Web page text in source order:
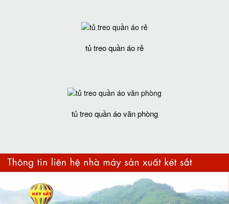
tủ treo quần áo rẻ
tủ treo quần áo văn phòng